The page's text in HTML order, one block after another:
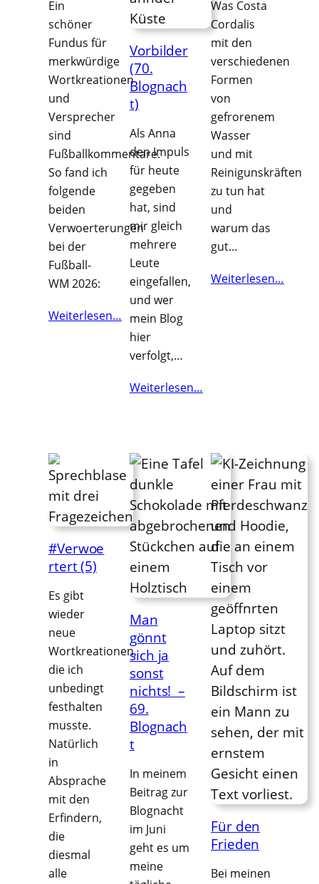
Ein
schöner
Fundus für
merkwürdige
Wortkreationen
und
Versprecher
sind
Fußballkommentare.
So fand ich
folgende
beiden
Verwoerterungen
bei der
Fußball-
WM 2026:
Weiterlesen…
Vorbilder
(70.
Blognach
t)
Als Anna
den Impuls
für heute
gegeben
hat, sind
mir gleich
mehrere
Leute
eingefallen,
und wer
mein Blog
hier
verfolgt,…
Weiterlesen…
Was Costa
Cordalis
mit den
verschiedenen
Formen
von
gefrorenem
Wasser
und mit
Reinigunskräften
zu tun hat
und
warum das
gut…
Weiterlesen…
#Verwoe
rtert (5)
Es gibt
wieder
neue
Wortkreationen,
die ich
unbedingt
festhalten
musste.
Natürlich
in
Absprache
mit den
Erfindern,
die
diesmal
alle
Man
gönnt
sich ja
sonst
nichts! –
69.
Blognach
t
In meinem
Beitrag zur
Blognacht
im Juni
geht es um
meine
Für den
Frieden
Bei meinen